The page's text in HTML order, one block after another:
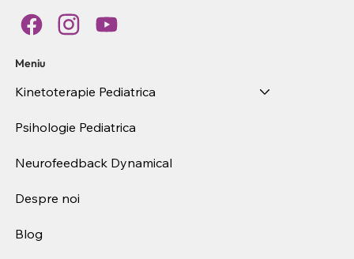
Meniu
Kinetoterapie Pediatrica
Psihologie Pediatrica
Neurofeedback Dynamical
Despre noi
Blog